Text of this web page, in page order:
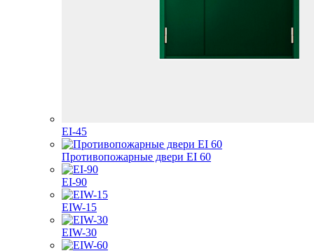
EI-45
Противопожарные двери EI 60
EI-90
EIW-15
EIW-30